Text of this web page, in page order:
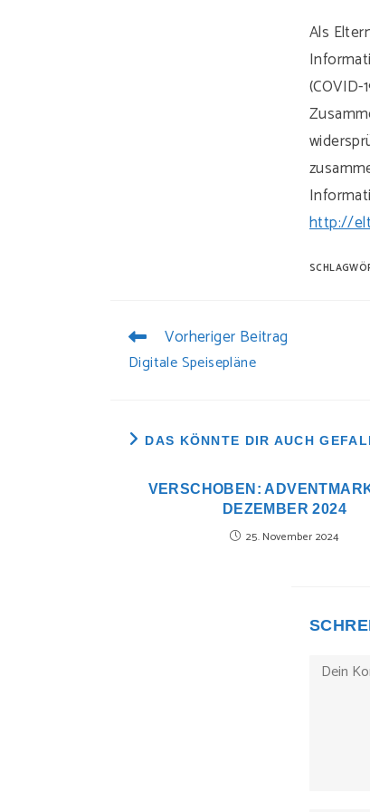
Als
http://
WEITERE
ANSEHEN
Vorheriger Beitrag
Digitale Speisepläne
DAS KÖNNTE DIR AUCH
VERSCHOBEN:
DEZEMBER 2024
25. November 2024